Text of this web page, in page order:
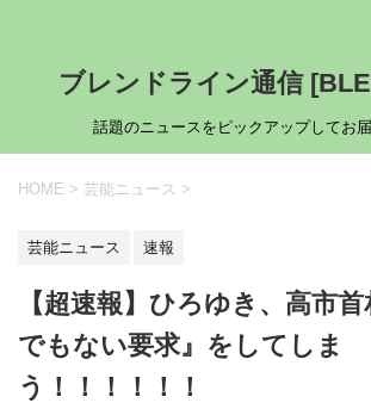
ブレンドライン通信
話題のニュースをピックアップしてお
HOME > 芸能ニュース >
芸能ニュース 速報
【超速報】ひろゆき、高市
でもない要求』をしてしま
う！！！！！！